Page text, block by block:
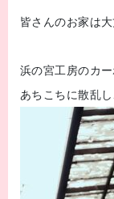
皆さんのお家は
浜の宮工房のカ
あちこちに散乱